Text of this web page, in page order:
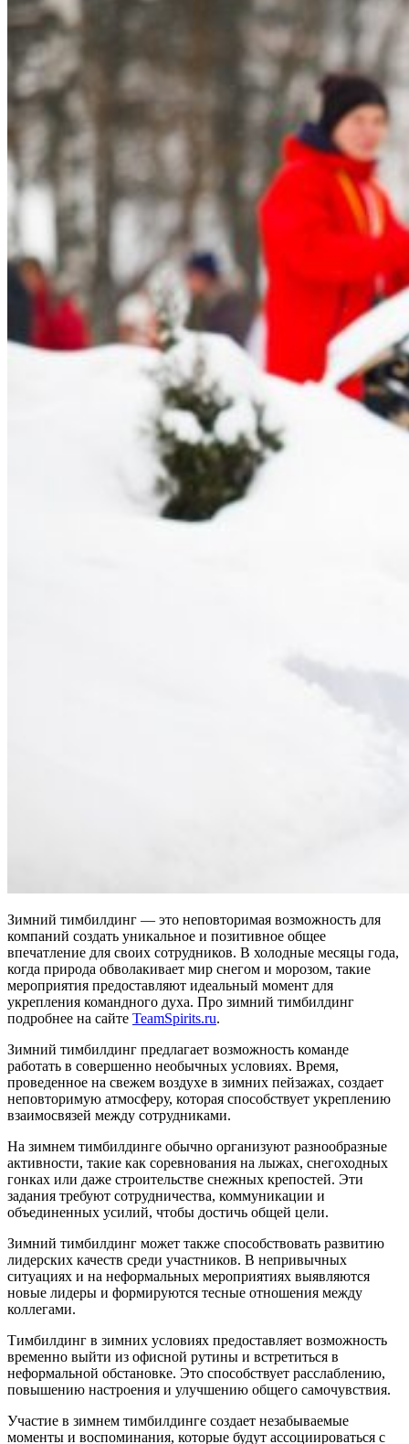
Зимний тимбилдинг — это неповторимая возможность для
компаний создать уникальное и позитивное общее
впечатление для своих сотрудников. В холодные месяцы года,
когда природа обволакивает мир снегом и морозом, такие
мероприятия предоставляют идеальный момент для
укрепления командного духа. Про зимний тимбилдинг
подробнее на сайте TeamSpirits.ru.
Зимний тимбилдинг предлагает возможность команде
работать в совершенно необычных условиях. Время,
проведенное на свежем воздухе в зимних пейзажах, создает
неповторимую атмосферу, которая способствует укреплению
взаимосвязей между сотрудниками.
На зимнем тимбилдинге обычно организуют разнообразные
активности, такие как соревнования на лыжах, снегоходных
гонках или даже строительстве снежных крепостей. Эти
задания требуют сотрудничества, коммуникации и
объединенных усилий, чтобы достичь общей цели.
Зимний тимбилдинг может также способствовать развитию
лидерских качеств среди участников. В непривычных
ситуациях и на неформальных мероприятиях выявляются
новые лидеры и формируются тесные отношения между
коллегами.
Тимбилдинг в зимних условиях предоставляет возможность
временно выйти из офисной рутины и встретиться в
неформальной обстановке. Это способствует расслаблению,
повышению настроения и улучшению общего самочувствия.
Участие в зимнем тимбилдинге создает незабываемые
моменты и воспоминания, которые будут ассоциироваться с